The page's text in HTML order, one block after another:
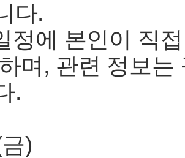
다.
정에 본인이 직
며, 관련 정보
.
)